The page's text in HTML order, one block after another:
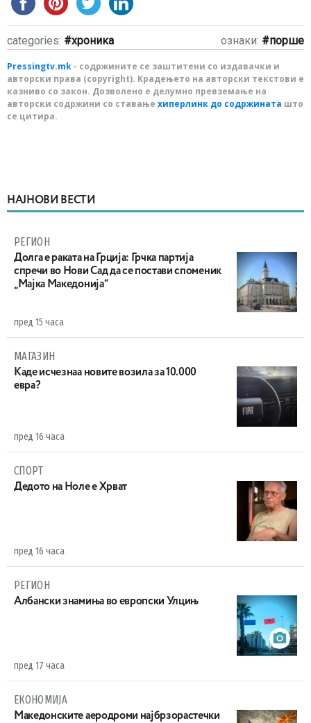
categories: хроника ознаки: порше
Pressingtv.mk - содржините се заштитени со издавачки и
авторски права (copyright). Крадењето на авторски текстови е
казниво со закон. Дозволено е делумно превземање на
авторски содржини со ставање хиперлинк до содржината што
се цитира.
НАЈНОВИ ВЕСТИ
РЕГИОН
Долга е раката на Грција: Грчка партија
спречи во Нови Сад да се постави споменик
„Мајка Македонија“
пред 15 часа
МАГАЗИН
Каде исчезнаа новите возила за 10.000
евра?
пред 16 часа
СПОРТ
Дедото на Ноле е Хрват
пред 16 часа
РЕГИОН
Aлбански знамиња во европски Улцињ
пред 17 часа
ЕКОНОМИЈА
Maкедонските аеродроми најбрзорастечки